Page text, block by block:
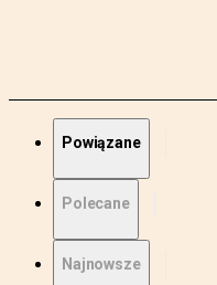
Powiązane
Polecane
Najnowsze